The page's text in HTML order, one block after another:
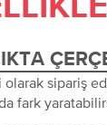
olarak sipariş
fark